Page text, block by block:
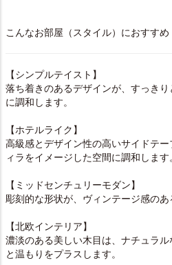
こんなお部屋（スタイル）におすすめ
【シンプルテイスト】
落ち着きのあるデザインが、すっき
に調和します。
【ホテルライク】
高級感とデザイン性の高いサイドテ
ィラをイメージした空間に調和します
【ミッドセンチュリーモダン】
彫刻的な形状が、ヴィンテージ感のあ
【北欧インテリア】
濃淡のある美しい木目は、ナチュラ
と温もりをプラスします。